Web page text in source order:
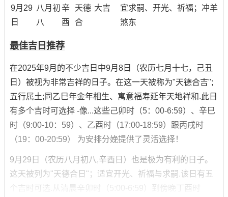
9月29
日
八月初
八
辛
酉
天德
合
大吉
宜求嗣、开光、祈福；冲羊
煞东
最佳吉日推荐
在2025年9月的不少吉日中9月8日（农历七月十七，己丑
日）被视为非常吉祥的日子。在这一天被称为"天德合吉";
五行属土;同乙巳年金年相生、寓意福寿延年天地祥和.此日
有多个吉时可选择 -像...这些己卯时（5：00-6:59）、辛巳
时（9:00-10：59）、乙酉时（17:00-18:59）跟丙戌时
（19：00-20:59） 为安排分娩提供了灵活选择！
9月29日（农历八月初八,辛酉日）也是极为有利的日子。
这天被列为"天德合日"；适宜开光、祈福与求嗣.该日有五
个吉时可选.从清晨辛卯时（5:00-6:59）到傍晚丁酉时